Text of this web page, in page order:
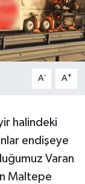
A- A+
halindeki
endişeye
Varan
Maltepe